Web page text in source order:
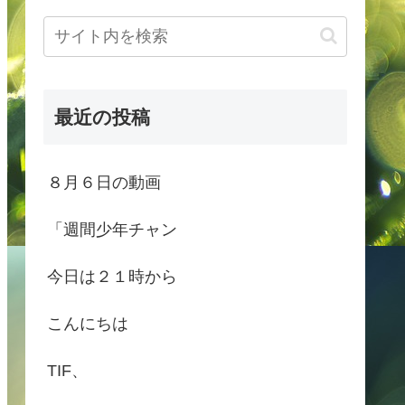
最近の投稿
８月６日の動画
「週間少年チャン
今日は２１時から
こんにちは
TIF、